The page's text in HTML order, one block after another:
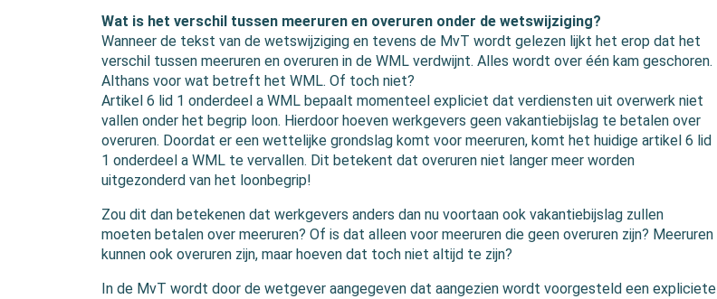
Wat is het verschil tussen meeruren en overuren onder de wetswijziging?
Wanneer de tekst van de wetswijziging en tevens de MvT wordt gelezen lijkt het erop dat het
verschil tussen meeruren en overuren in de WML verdwijnt. Alles wordt over één kam geschoren.
Althans voor wat betreft het WML. Of toch niet?
Artikel 6 lid 1 onderdeel a WML bepaalt momenteel expliciet dat verdiensten uit overwerk niet
vallen onder het begrip loon. Hierdoor hoeven werkgevers geen vakantiebijslag te betalen over
overuren. Doordat er een wettelijke grondslag komt voor meeruren, komt het huidige artikel 6 lid
1 onderdeel a WML te vervallen. Dit betekent dat overuren niet langer meer worden
uitgezonderd van het loonbegrip!
Zou dit dan betekenen dat werkgevers anders dan nu voortaan ook vakantiebijslag zullen
moeten betalen over meeruren? Of is dat alleen voor meeruren die geen overuren zijn? Meeruren
kunnen ook overuren zijn, maar hoeven dat toch niet altijd te zijn?
In de MvT wordt door de wetgever aangegeven dat aangezien wordt voorgesteld een expliciete